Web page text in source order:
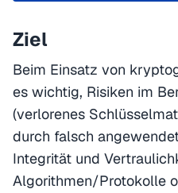
Ziel
Beim Einsatz von
es wichtig, Risiken im
(verlorenes
durch falsch
Integrität und
Algorithmen/Protokolle